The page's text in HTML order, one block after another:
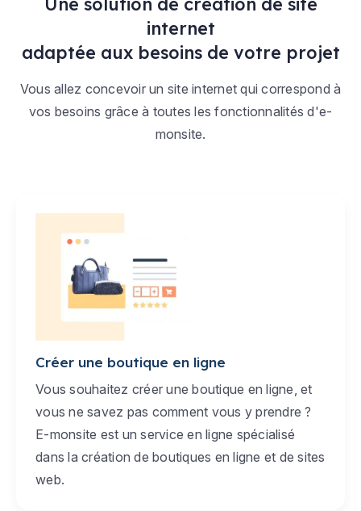
internet
adaptée aux besoins de votre projet
Vous allez concevoir un site internet qui correspond à
vos besoins grâce à toutes les fonctionnalités d'e-
monsite.
Créer une boutique en ligne
Vous souhaitez créer une boutique en ligne, et
vous ne savez pas comment vous y prendre ?
E-monsite est un service en ligne spécialisé
dans la création de boutiques en ligne et de sites
web.